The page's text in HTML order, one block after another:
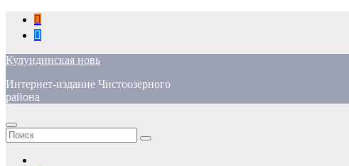
Перейти
содержимому
Кулундинская новь
Интернет-издание Чистоозерного
района